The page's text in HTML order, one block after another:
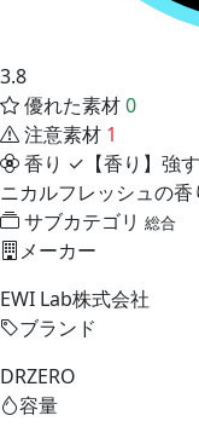
3.8
優れた素材0
注意素材 1
香り ✓【香り】強
ニカルフレッシュの香
サブカテゴリ 総合
メーカー
EWI Lab株式会社
ブランド
DRZERO
容量